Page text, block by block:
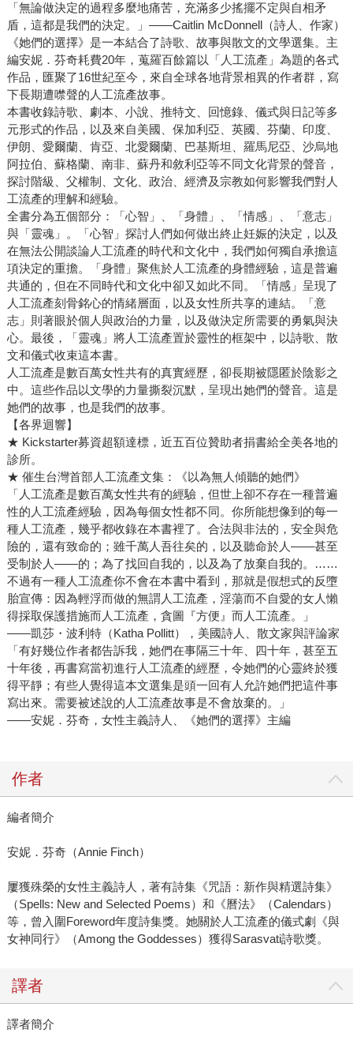
「無論做決定的過程多麼地痛苦，充滿多少搖擺不定與自相矛
盾，這都是我們的決定。」——Caitlin McDonnell（詩人、作家）
《她們的選擇》是一本結合了詩歌、故事與散文的文學選集。主
編安妮．芬奇耗費20年，蒐羅百餘篇以「人工流產」為題的各式
作品，匯聚了16世紀至今，來自全球各地背景相異的作者群，寫
下長期遭噤聲的人工流產故事。
本書收錄詩歌、劇本、小說、推特文、回憶錄、儀式與日記等多
元形式的作品，以及來自美國、保加利亞、英國、芬蘭、印度、
伊朗、愛爾蘭、肯亞、北愛爾蘭、巴基斯坦、羅馬尼亞、沙烏地
阿拉伯、蘇格蘭、南非、蘇丹和敘利亞等不同文化背景的聲音，
探討階級、父權制、文化、政治、經濟及宗教如何影響我們對人
工流產的理解和經驗。
全書分為五個部分：「心智」、「身體」、「情感」、「意志」
與「靈魂」。「心智」探討人們如何做出終止妊娠的決定，以及
在無法公開談論人工流產的時代和文化中，我們如何獨自承擔這
項決定的重擔。「身體」聚焦於人工流產的身體經驗，這是普遍
共通的，但在不同時代和文化中卻又如此不同。「情感」呈現了
人工流產刻骨銘心的情緒層面，以及女性所共享的連結。「意
志」則著眼於個人與政治的力量，以及做決定所需要的勇氣與決
心。最後，「靈魂」將人工流產置於靈性的框架中，以詩歌、散
文和儀式收束這本書。
人工流產是數百萬女性共有的真實經歷，卻長期被隱匿於陰影之
中。這些作品以文學的力量撕裂沉默，呈現出她們的聲音。這是
她們的故事，也是我們的故事。
【各界迴響】
★ Kickstarter募資超額達標，近五百位贊助者捐書給全美各地的
診所。
★ 催生台灣首部人工流產文集：《以為無人傾聽的她們》
「人工流產是數百萬女性共有的經驗，但世上卻不存在一種普遍
性的人工流產經驗，因為每個女性都不同。你所能想像到的每一
種人工流產，幾乎都收錄在本書裡了。合法與非法的，安全與危
險的，還有致命的；雖千萬人吾往矣的，以及聽命於人——甚至
受制於人——的；為了找回自我的，以及為了放棄自我的。……
不過有一種人工流產你不會在本書中看到，那就是假想式的反墮
胎宣傳：因為輕浮而做的無謂人工流產，淫蕩而不自愛的女人懶
得採取保護措施而人工流產，貪圖『方便』而人工流產。」
——凱莎・波利特（Katha Pollitt），美國詩人、散文家與評論家
「有好幾位作者都告訴我，她們在事隔三十年、四十年，甚至五
十年後，再書寫當初進行人工流產的經歷，令她們的心靈終於獲
得平靜；有些人覺得這本文選集是頭一回有人允許她們把這件事
寫出來。需要被述說的人工流產故事是不會放棄的。」
——安妮．芬奇，女性主義詩人、《她們的選擇》主編
作者
編者簡介
安妮．芬奇（Annie Finch）
屢獲殊榮的女性主義詩人，著有詩集《咒語：新作與精選詩集》
（Spells: New and Selected Poems）和《曆法》（Calendars）
等，曾入圍Foreword年度詩集獎。她關於人工流產的儀式劇《與
女神同行》（Among the Goddesses）獲得Sarasvati詩歌獎。
譯者
譯者簡介